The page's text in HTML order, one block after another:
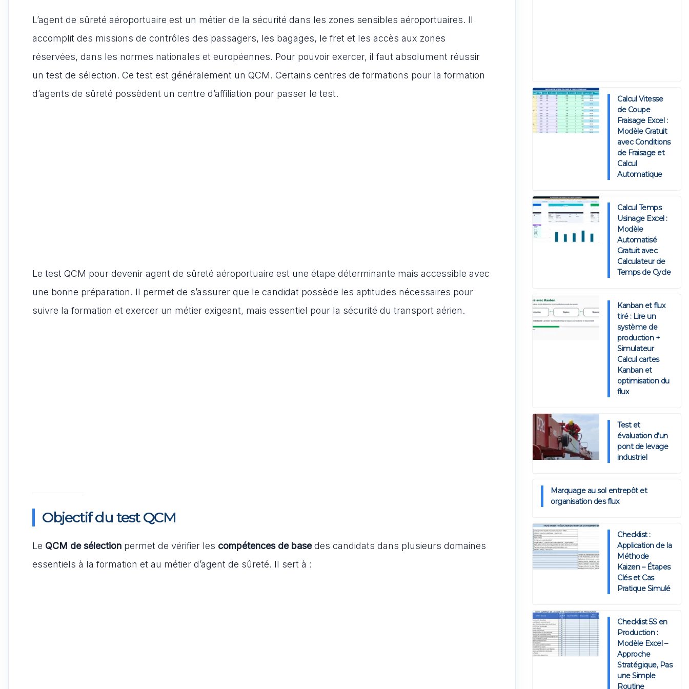
L’agent de sûreté aéroportuaire est un métier de la sécurité dans les zones sensibles aéroportuaires. Il
accomplit des missions de contrôles des passagers, les bagages, le fret et les accès aux zones
réservées, dans les normes nationales et européennes. Pour pouvoir exercer, il faut absolument réussir
un test de sélection. Ce test est généralement un QCM. Certains centres de formations pour la formation
d’agents de sûreté possèdent un centre d’affiliation pour passer le test.
Le test QCM pour devenir agent de sûreté aéroportuaire est une étape déterminante mais accessible avec
une bonne préparation. Il permet de s’assurer que le candidat possède les aptitudes nécessaires pour
suivre la formation et exercer un métier exigeant, mais essentiel pour la sécurité du transport aérien.
Objectif du test QCM
Le QCM de sélection permet de vérifier les compétences de basedes candidats dans plusieurs domaines
essentiels à la formation et au métier d’agent de sûreté. Il sert à :
Calcul Vitesse
de Coupe
Fraisage Excel :
Modèle Gratuit
avec Conditions
de Fraisage et
Calcul
Automatique
Calcul Temps
Usinage Excel :
Modèle
Automatisé
Gratuit avec
Calculateur de
Temps de Cycle
Kanban et flux
tiré : Lire un
système de
production +
Simulateur
Calcul cartes
Kanban et
optimisation du
flux
Test et
évaluation d’un
pont de levage
industriel
Marquage au sol entrepôt et
organisation des flux
Checklist :
Application de la
Méthode
Kaizen – Étapes
Clés et Cas
Pratique Simulé
Checklist 5S en
Production :
Modèle Excel –
Approche
Stratégique, Pas
une Simple
Routine